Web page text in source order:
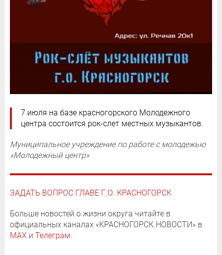
7 июля на базе красногорского Молодежного
центра состоится рок-слет местных музыкантов.
Муниципальное учреждение по работе с молодежью
«Молодежный центр»
ЗАДАТЬ ВОПРОС ГЛАВЕ Г.О. КРАСНОГОРСК
Больше новостей о жизни округа читайте в
официальных каналах «КРАСНОГОРСК.НОВОСТИ» в
MAX и Телеграм.